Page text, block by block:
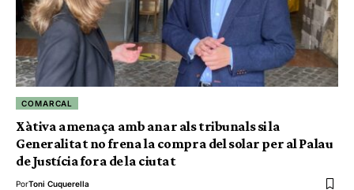
COMARCAL
Xàtiva amenaça amb anar als tribunals si la
Generalitat no frena la compra del solar per al Palau
de Justícia fora de la ciutat
PorToni Cuquerella